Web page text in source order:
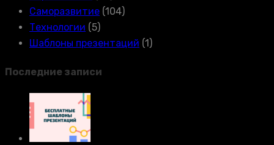
Саморазвитие (104)
Технологии (5)
Шаблоны презентаций (1)
Последние записи